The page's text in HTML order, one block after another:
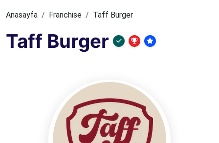
Anasayfa Franchise Taff Burger
Taff Burger